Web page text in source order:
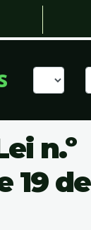
n.º
19 de